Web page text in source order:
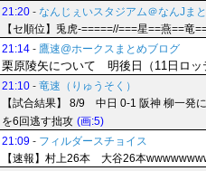
21:20 - なんじぇいスタジアム＠なんJま
【セ順位】兎虎-=====//===星==燕==竜
21:14 - 鷹速@ホークスまとめブログ
栗原陵矢について 明後日（11日ロッ
21:10 - 竜速（りゅうそく）
【試合結果】 8/9 中日 0-1 阪神 柳一発
を6回逃す拙攻 (画:5)
21:09 - フィルダースチョイス
【速報】村上26本 大谷26本